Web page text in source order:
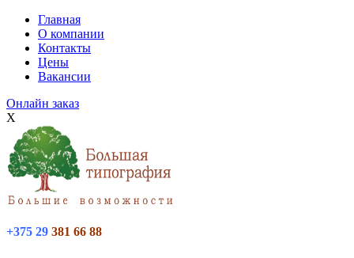
Главная
О компании
Контакты
Цены
Вакансии
Онлайн заказ
X
+375 29 381 66 88